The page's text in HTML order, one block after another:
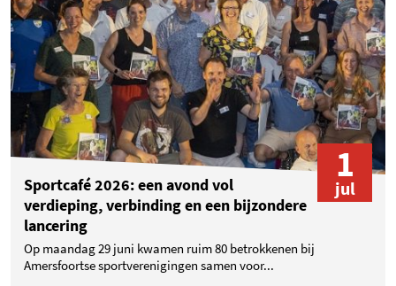
Sportcafé 2026: een avond vol
verdieping, verbinding en een bijzondere
lancering
Op maandag 29 juni kwamen ruim 80 betrokkenen bij
Amersfoortse sportverenigingen samen voor...
1
jul